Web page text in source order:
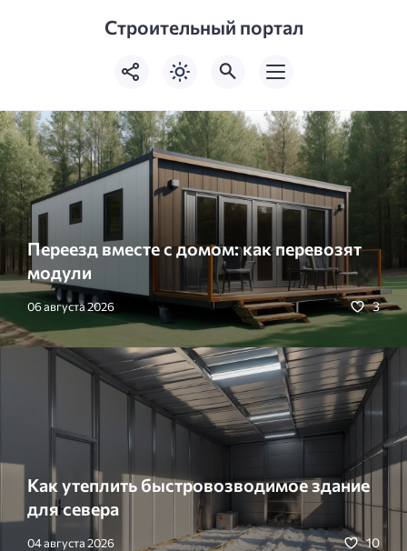
Строительный портал
Переезд вместе с домом: как перевозят
модули
06 августа 2026 3
Как утеплить быстровозводимое здание
для севера
04 августа 2026 10